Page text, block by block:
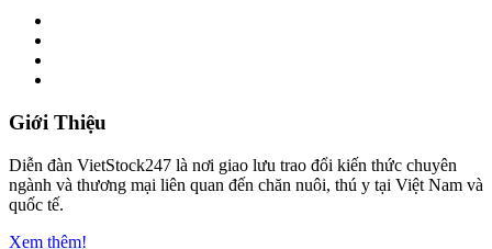
Giới Thiệu
Diễn đàn VietStock247 là nơi giao lưu trao đổi kiến thức chuyên
ngành và thương mại liên quan đến chăn nuôi, thú y tại Việt Nam và
quốc tế.
Xem thêm!